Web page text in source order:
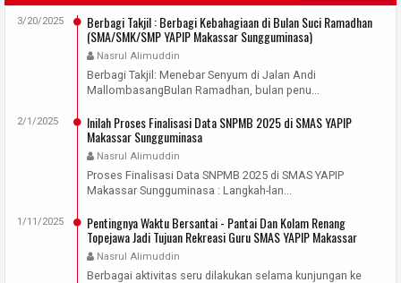
Berbagi Takjil : Berbagi Kebahagiaan di Bulan Suci Ramadhan
(SMA/SMK/SMP YAPIP Makassar Sungguminasa)
Nasrul Alimuddin
3/20/2025
Berbagi Takjil: Menebar Senyum di Jalan Andi
MallombasangBulan Ramadhan, bulan penu...
Inilah Proses Finalisasi Data SNPMB 2025 di SMAS YAPIP
Makassar Sungguminasa
Nasrul Alimuddin
2/1/2025
Proses Finalisasi Data SNPMB 2025 di SMAS YAPIP
Makassar Sungguminasa : Langkah-lan...
Pentingnya Waktu Bersantai - Pantai Dan Kolam Renang
Topejawa Jadi Tujuan Rekreasi Guru SMAS YAPIP Makassar
Sungguminasa
Nasrul Alimuddin
1/11/2025
Berbagai aktivitas seru dilakukan selama kunjungan ke